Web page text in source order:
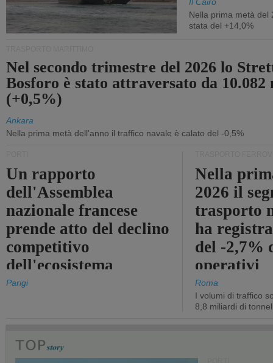
Nella prima metà del
stata del +14,0%
Nel secondo trimestre del 2026 lo
Bosforo è stato attraversato da 10.082
(+0,5%)
Ankara
Nella prima metà dell'anno il traffico navale è calato del -0,5%
Un rapporto
dell'Assemblea
nazionale francese
prende atto del declino
competitivo
dell'ecosistema
portuale statale
Parigi
Nella
2026 il
trasporto
ha
del -2,7%
operativi
Roma
I volumi di traffico
8,8 miliardi di